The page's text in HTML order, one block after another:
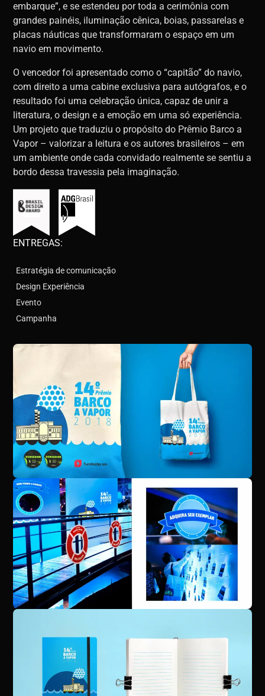
embarque”, e se estendeu por toda a cerimônia com
grandes painéis, iluminação cênica, boias, passarelas e
placas náuticas que transformaram o espaço em um
navio em movimento.
O vencedor foi apresentado como o “capitão” do navio,
com direito a uma cabine exclusiva para autógrafos, e o
resultado foi uma celebração única, capaz de unir a
literatura, o design e a emoção em uma só experiência.
Um projeto que traduziu o propósito do Prêmio Barco a
Vapor – valorizar a leitura e os autores brasileiros – em
um ambiente onde cada convidado realmente se sentiu a
bordo dessa travessia pela imaginação.
ENTREGAS:
Estratégia de comunicação
Design Experiência
Evento
Campanha